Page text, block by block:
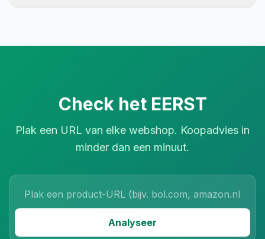
Check het EERST
Plak een URL van elke webshop. Koopadvies in
minder dan een minuut.
Analyseer